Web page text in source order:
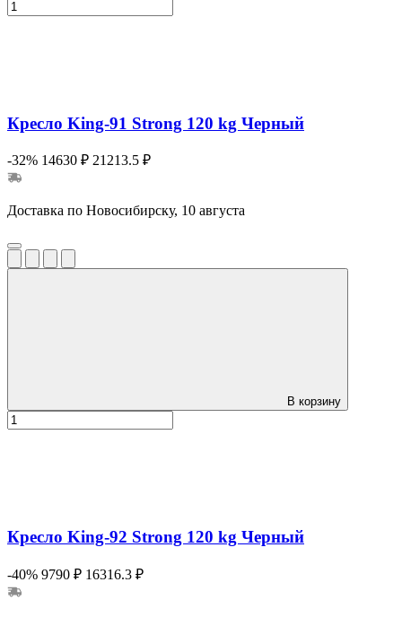
Кресло King-91 Strong 120 kg Черный
-32% 14630 ₽ 21213.5 ₽
Доставка по Новосибирску, 10 августа
В корзину
Кресло King-92 Strong 120 kg Черный
-40% 9790 ₽ 16316.3 ₽